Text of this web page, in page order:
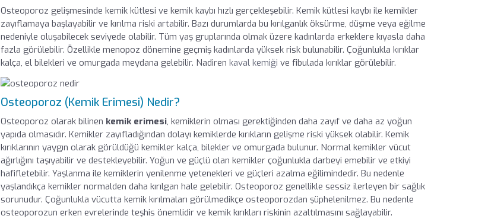
Osteoporoz gelişmesinde kemik kütlesi ve kemik kaybı hızlı gerçekleşebilir. Kemik kütlesi kaybı ile kemikler
zayıflamaya başlayabilir ve kırılma riski artabilir. Bazı durumlarda bu kırılganlık öksürme, düşme veya eğilme
nedeniyle oluşabilecek seviyede olabilir. Tüm yaş gruplarında olmak üzere kadınlarda erkeklere kıyasla daha
fazla görülebilir. Özellikle menopoz dönemine geçmiş kadınlarda yüksek risk bulunabilir. Çoğunlukla kırıklar
kalça, el bilekleri ve omurgada meydana gelebilir. Nadiren kaval kemiği ve fibulada kırıklar görülebilir.
Osteoporoz (Kemik Erimesi) Nedir?
Osteoporoz olarak bilinen kemik erimesi, kemiklerin olması gerektiğinden daha zayıf ve daha az yoğun
yapıda olmasıdır. Kemikler zayıfladığından dolayı kemiklerde kırıkların gelişme riski yüksek olabilir. Kemik
kırıklarının yaygın olarak görüldüğü kemikler kalça, bilekler ve omurgada bulunur. Normal kemikler vücut
ağırlığını taşıyabilir ve destekleyebilir. Yoğun ve güçlü olan kemikler çoğunlukla darbeyi emebilir ve etkiyi
hafifletebilir. Yaşlanma ile kemiklerin yenilenme yetenekleri ve güçleri azalma eğilimindedir. Bu nedenle
yaşlandıkça kemikler normalden daha kırılgan hale gelebilir. Osteoporoz genellikle sessiz ilerleyen bir sağlık
sorunudur. Çoğunlukla vücutta kemik kırılmaları görülmedikçe osteoporozdan şüphelenilmez. Bu nedenle
osteoporozun erken evrelerinde teşhis önemlidir ve kemik kırıkları riskinin azaltılmasını sağlayabilir.